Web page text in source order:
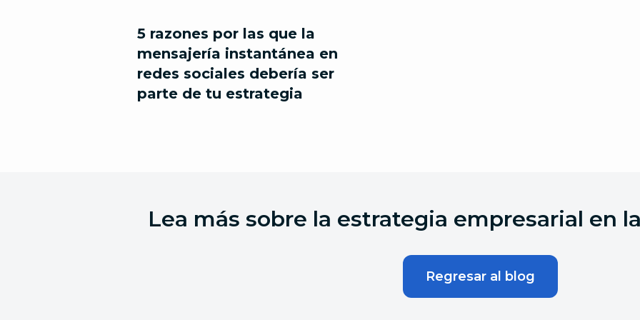
5 razones por las que la
mensajería instantánea en
redes sociales debería ser
parte de tu estrategia
Lea más sobre la estrategia empresarial en
Regresar al blog